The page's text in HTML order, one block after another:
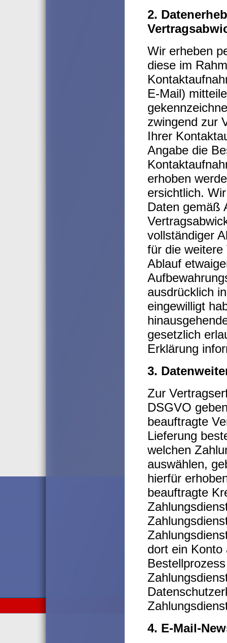
2.
Wir erheben
diese im
E-Mail)
zwingend zur
Ihrer
Angabe die
erhoben
ersichtlich.
Daten gemäß
vollständiger
für die weitere
Ablauf
ausdrücklich
eingewilligt
gesetzlich
Erklärung
3.
Zur
DSGVO
beauftragte
Lieferung
welchen
auswählen,
hierfür
beauftragte
dort ein Konto
4. E-Mail-